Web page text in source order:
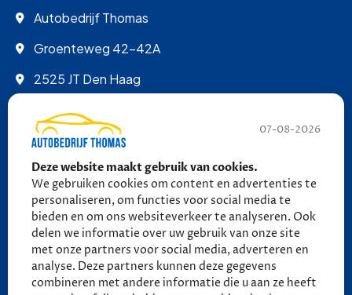
07-08-2026
Deze website maakt gebruik van cookies.
We gebruiken cookies om content en advertenties te
personaliseren, om functies voor social media te
bieden en om ons websiteverkeer te analyseren. Ook
delen we informatie over uw gebruik van onze site
met onze partners voor social media, adverteren en
analyse. Deze partners kunnen deze gegevens
combineren met andere informatie die u aan ze heeft
Autobedrijf Thomas
Groenteweg 42-42A
2525 JT Den Haag
info@autobedrijfthomas.nl
070 - 389 9852
06 - 27 58 27 18 (tot 21:30)
06 - 27 58 27 18 (tot 21:30)
Ma - Vr: 09:00 - 17:00
Za: 10:00 - 13:30